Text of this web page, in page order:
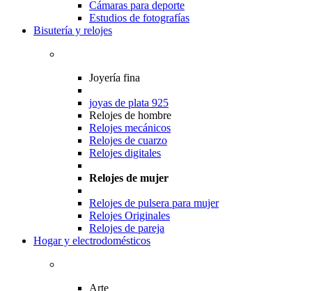
Cámaras para deporte
Estudios de fotografías
Bisutería y relojes
Joyería fina
joyas de plata 925
Relojes de hombre
Relojes mecánicos
Relojes de cuarzo
Relojes digitales
Relojes de mujer
Relojes de pulsera para mujer
Relojes Originales
Relojes de pareja
Hogar y electrodomésticos
Arte